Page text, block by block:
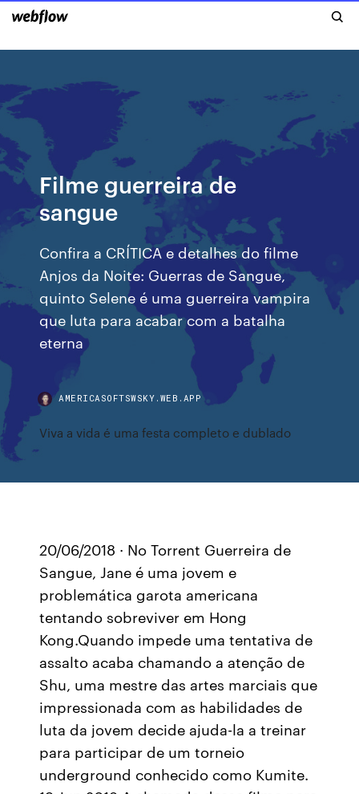
Filme guerreira de
sangue
Confira a CRÍTICA e detalhes do filme
Anjos da Noite: Guerras de Sangue,
quinto Selene é uma guerreira vampira
que luta para acabar com a batalha
eterna
AMERICASOFTSWSKY.WEB.APP
Viva a vida é uma festa completo e dublado
20/06/2018 · No Torrent Guerreira de
Sangue, Jane é uma jovem e
problemática garota americana
tentando sobreviver em Hong
Kong.Quando impede uma tentativa de
assalto acaba chamando a atenção de
Shu, uma mestre das artes marciais que
impressionada com as habilidades de
luta da jovem decide ajuda-la a treinar
para participar de um torneio
underground conhecido como Kumite.